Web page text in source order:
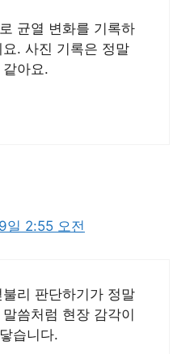
균열 변화를 기록하
. 사진 기록은 정말
아요.
일 2:55 오전
리 판단하기가 정말
씀처럼 현장 감각이
습니다.